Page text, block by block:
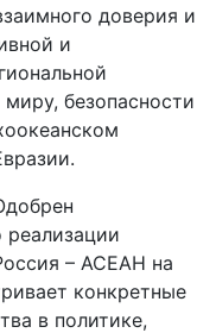
доверия и
и
безопасности
реализации
– АСЕАН на
конкретные
в политике,